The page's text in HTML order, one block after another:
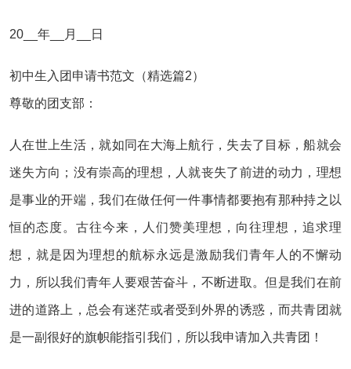
20__年__月__日
初中生入团申请书范文（精选篇2）
尊敬的团支部：
人在世上生活，就如同在大海上航行，失去了目标，船就会
迷失方向；没有崇高的理想，人就丧失了前进的动力，理想
是事业的开端，我们在做任何一件事情都要抱有那种持之以
恒的态度。古往今来，人们赞美理想，向往理想，追求理
想，就是因为理想的航标永远是激励我们青年人的不懈动
力，所以我们青年人要艰苦奋斗，不断进取。但是我们在前
进的道路上，总会有迷茫或者受到外界的诱惑，而共青团就
是一副很好的旗帜能指引我们，所以我申请加入共青团！